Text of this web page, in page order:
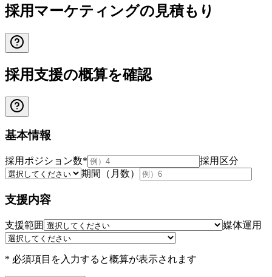
採用マーケティングの見積もり
採用支援の概算を確認
基本情報
採用ポジション数*
採用区分
期間（月数）
支援内容
支援範囲 媒体運用
* 必須項目を入力すると概算が表示されます